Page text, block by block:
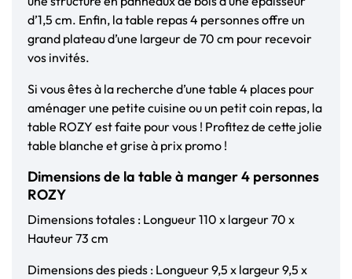
d’1,5 cm. Enfin, la table repas 4 personnes offre un
grand plateau d’une largeur de 70 cm pour recevoir
vos invités.
Si vous êtes à la recherche d’une table 4 places pour
aménager une petite cuisine ou un petit coin repas, la
table ROZY est faite pour vous ! Profitez de cette jolie
table blanche et grise à prix promo !
Dimensions de la table à manger 4 personnes
ROZY
Dimensions totales : Longueur 110 x largeur 70 x
Hauteur 73 cm
Dimensions des pieds : Longueur 9,5 x largeur 9,5 x